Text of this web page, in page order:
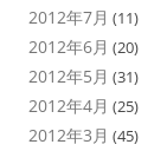
2012年7月 (11)
2012年6月 (20)
2012年5月 (31)
2012年4月 (25)
2012年3月 (45)